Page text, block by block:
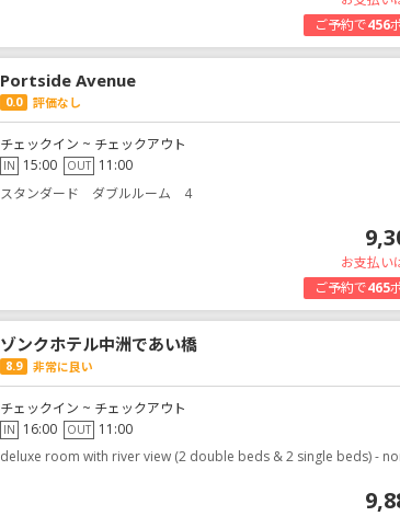
ご予約で456
Portside Avenue
0.0 評価なし
チェックイン ~ チェックアウト
IN 15:00 OUT 11:00
スタンダード ダブルルーム 4
お支払い
ご予約で465
ゾンクホテル中洲であい橋
8.9 非常に良い
チェックイン ~ チェックアウト
IN 16:00 OUT 11:00
deluxe room with river view (2 double beds & 2 single beds) -